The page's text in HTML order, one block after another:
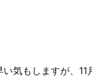
気もしますが、11